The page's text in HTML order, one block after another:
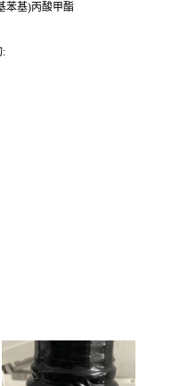
苯基)丙酸甲酯
: